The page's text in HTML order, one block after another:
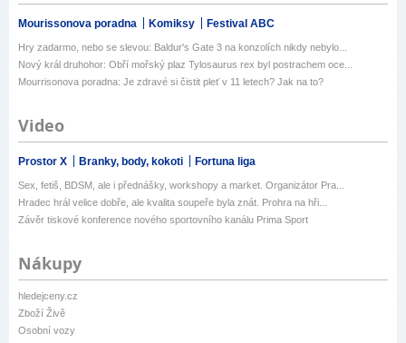
Mourissonova poradna Komiksy Festival ABC
Hry zadarmo, nebo se slevou: Baldur's Gate 3 na konzolích nikdy nebylo...
Nový král druhohor: Obří mořský plaz Tylosaurus rex byl postrachem oce...
Mourrisonova poradna: Je zdravé si čistit pleť v 11 letech? Jak na to?
Video
Prostor X Branky, body, kokoti Fortuna liga
Sex, fetiš, BDSM, ale i přednášky, workshopy a market. Organizátor Pra...
Hradec hrál velice dobře, ale kvalita soupeře byla znát. Prohra na hři...
Závěr tiskové konference nového sportovního kanálu Prima Sport
Nákupy
hledejceny.cz
Zboží Živě
Osobní vozy